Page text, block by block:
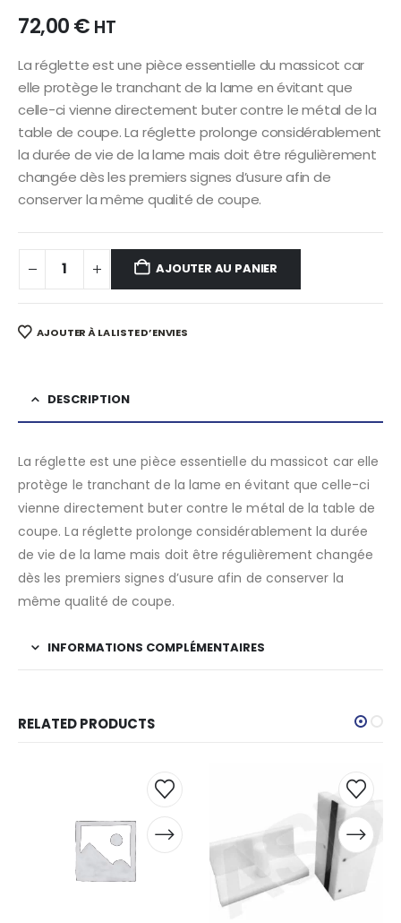
72,00€ HT
La réglette est une pièce essentielle du massicot car
elle protège le tranchant de la lame en évitant que
celle-ci vienne directement buter contre le métal de la
table de coupe. La réglette prolonge considérablement
la durée de vie de la lame mais doit être régulièrement
changée dès les premiers signes d’usure afin de
conserver la même qualité de coupe.
AJOUTER AU PANIER
AJOUTER À LA LISTE D’ENVIES
DESCRIPTION
La réglette est une pièce essentielle du massicot car elle
protège le tranchant de la lame en évitant que celle-ci
vienne directement buter contre le métal de la table de
coupe. La réglette prolonge considérablement la durée
de vie de la lame mais doit être régulièrement changée
dès les premiers signes d’usure afin de conserver la
même qualité de coupe.
INFORMATIONS COMPLÉMENTAIRES
RELATED PRODUCTS